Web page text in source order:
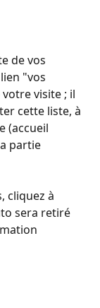
de vos
"vos
visite ; il
cette liste, à
(accueil
partie
cliquez à
sera retiré